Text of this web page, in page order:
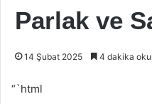
Parlak ve
14 Şubat 2025 4 dakika
“`html